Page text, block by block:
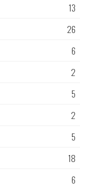
13
26
6
2
5
2
5
18
6